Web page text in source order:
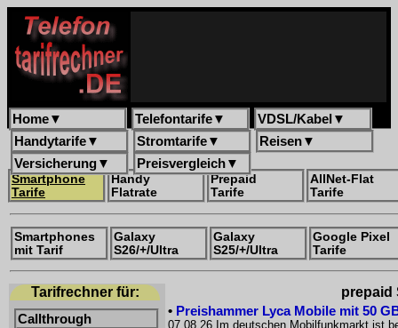
Home▼ Telefontarife▼ VDSL/Kabel ▼
Handytarife▼ Stromtarife▼ Reisen▼
Versicherung▼ Preisvergleich▼
Smartphone
Tarife
Handy
Flatrate
Prepaid
Tarife
AllNet-Flat
Tarife
Smartphones
mit Tarif
Galaxy
S26/+/Ultra
Galaxy
S25/+/Ultra
Google Pixel
Tarife
Tarifrechner für:
Callthrough
prepaid
• Preishammer Lyca Mobile mit 50
07.08.26 Im deutschen Mobilfunkmarkt ist